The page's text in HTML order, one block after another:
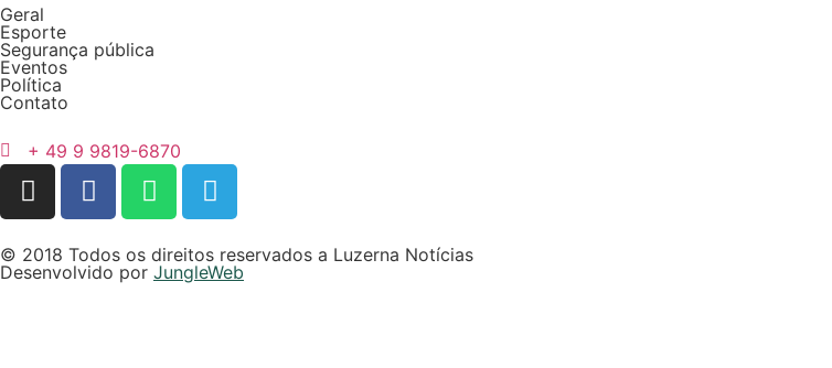
Geral
Esporte
Segurança pública
Eventos
Política
Contato
+ 49 9 9819-6870
© 2018 Todos os direitos reservados a Luzerna Notícias
Desenvolvido por JungleWeb